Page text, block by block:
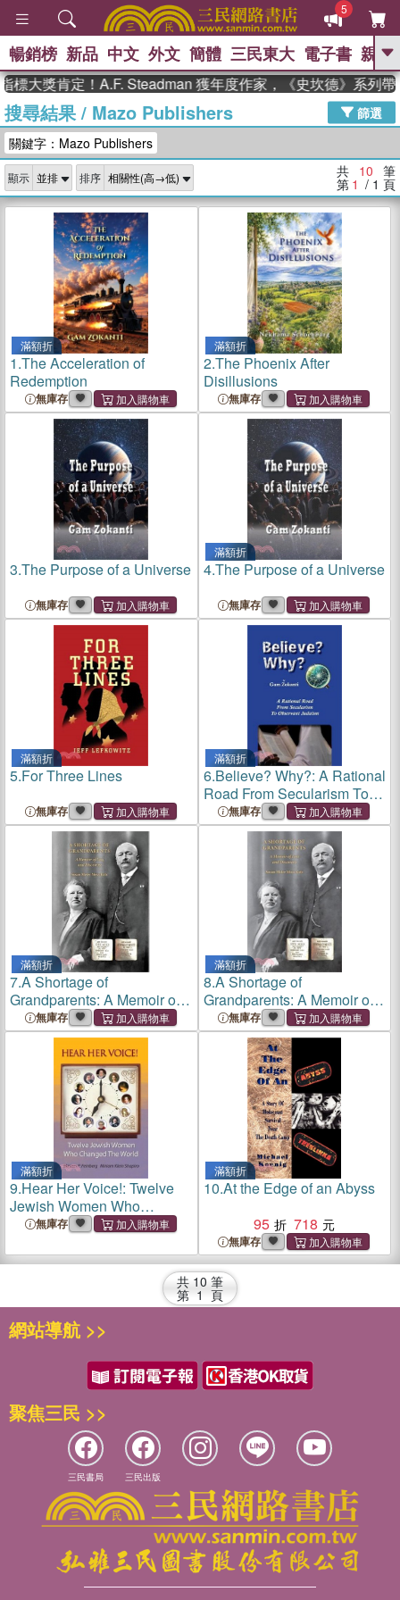
5
GO
熱搜： 東野圭吾 高希均教授回憶錄
、 The Odyssey 、 父親節 、 如果歷
獎 臺灣漫遊錄 、 方念華 、 台灣的李
登輝時代
數學女孩：黎曼猜想 、
偉大的迷走神經
暢銷榜 新品 中文 外文 簡體 三民東大 電子書 親子
大獎肯定！A.F. Steadman 獲年度作家，《史坎德》系列帶
搜尋結果/ Mazo Publishers
篩選
關鍵字：Mazo Publishers
顯示 排序 共 10 筆
第 1 / 1 頁
滿額折
1.The Acceleration of
Redemption
無庫存
滿額折
2.The Phoenix After
Disillusions
無庫存
3.The Purpose of a Universe
無庫存
滿額折
4.The Purpose of a Universe
無庫存
滿額折
5.For Three Lines
無庫存
滿額折
6.Believe? Why?: A Rational
Road From Secularism To
Observant Judaism
無庫存
滿額折
7.A Shortage of
Grandparents: A Memoir of
Loss and Discovery
無庫存
滿額折
8.A Shortage of
Grandparents: A Memoir of
Loss and Discovery
無庫存
滿額折
9.Hear Her Voice!: Twelve
Jewish Women Who
Changed The World
無庫存
滿額折
10.At the Edge of an Abyss
95
718
無庫存
共 10 筆
第 1 頁
網站導航 >>
聚焦三民 >>
三民書局 三民出版